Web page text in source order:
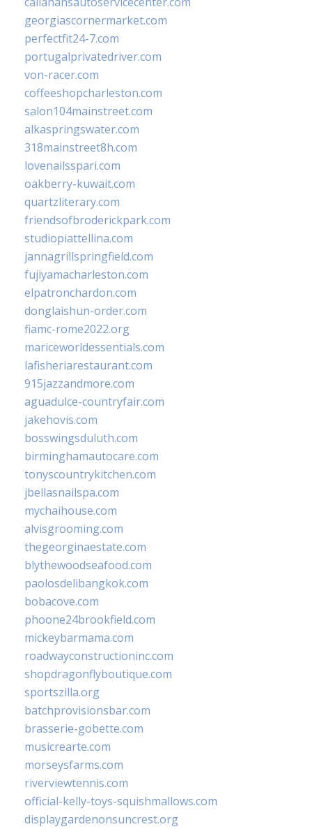
georgiascornermarket.com
perfectfit24-7.com
portugalprivatedriver.com
von-racer.com
coffeeshopcharleston.com
salon104mainstreet.com
alkaspringswater.com
318mainstreet8h.com
lovenailsspari.com
oakberry-kuwait.com
quartzliterary.com
friendsofbroderickpark.com
studiopiattellina.com
jannagrillspringfield.com
fujiyamacharleston.com
elpatronchardon.com
donglaishun-order.com
fiamc-rome2022.org
mariceworldessentials.com
lafisheriarestaurant.com
915jazzandmore.com
aguadulce-countryfair.com
jakehovis.com
bosswingsduluth.com
birminghamautocare.com
tonyscountrykitchen.com
jbellasnailspa.com
mychaihouse.com
alvisgrooming.com
thegeorginaestate.com
blythewoodseafood.com
paolosdelibangkok.com
bobacove.com
phoone24brookfield.com
mickeybarmama.com
roadwayconstructioninc.com
shopdragonflyboutique.com
sportszilla.org
batchprovisionsbar.com
brasserie-gobette.com
musicrearte.com
morseysfarms.com
riverviewtennis.com
official-kelly-toys-squishmallows.com
displaygardenonsuncrest.org